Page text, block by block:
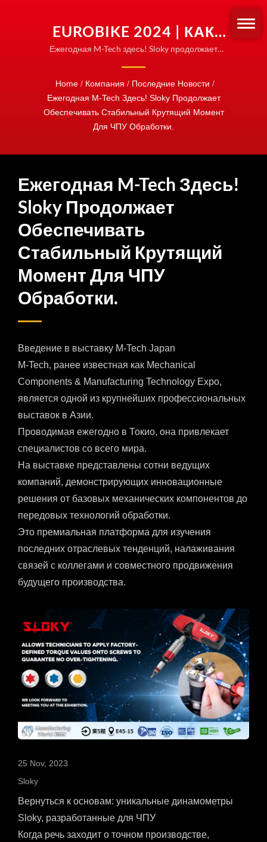
EUROBIKE 2024 | КАК
SLOKY ПРЕДОТВРАЩАЕТ
ПЕРЕТЯГИВАНИЕ |
ЛЕГКАЯ НАСТРОЙКА
КРУТЯЩЕГО МОМЕНТА
Ежегодная M-Tech здесь! Sloky продолжает
момента | Настройка для любого типа бит
Home / Компания / Последние Новости /
Ежегодная M-Tech Здесь! Sloky Продолжает
Обеспечивать Стабильный Крутящий Момент
Для ЧПУ Обработки.
Ежегодная M-Tech Здесь!
Sloky Продолжает
Обеспечивать
Стабильный Крутящий
Момент Для ЧПУ
Обработки.
Введение в выставку M-Tech Japan
M-Tech, ранее известная как Mechanical
Components & Manufacturing Technology Expo,
является одной из крупнейших профессиональных
выставок в Азии.
Проводимая ежегодно в Токио, она привлекает
специалистов со всего мира.
На выставке представлены сотни ведущих
компаний, демонстрирующих инновационные
решения от базовых механических компонентов до
передовых технологий обработки.
Это премиальная платформа для изучения
последних отраслевых тенденций, налаживания
связей с коллегами и совместного продвижения
будущего производства.
25 Nov, 2023
Sloky
Вернуться к основам: уникальные динамометры
Sloky, разработанные для ЧПУ
Когда речь заходит о точном производстве,